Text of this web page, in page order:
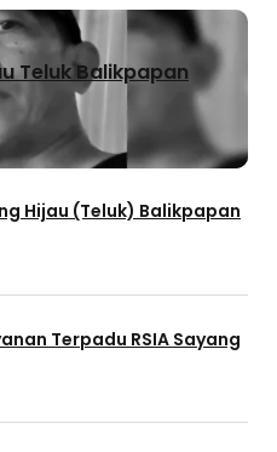
Teluk Balikpapan
Hijau (Teluk) Balikpapan
Terpadu RSIA Sayang